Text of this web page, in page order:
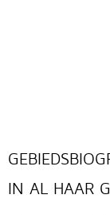
IN AL HAAR